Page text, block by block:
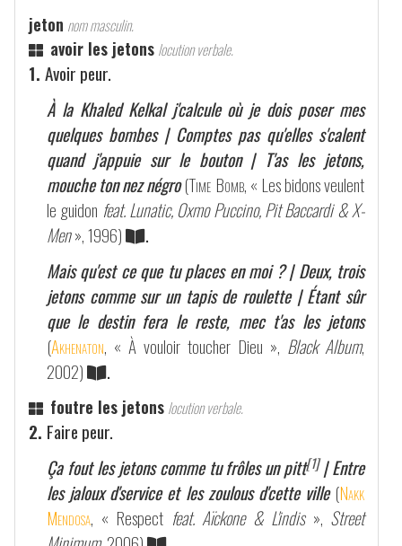
jeton nom masculin.
avoir les jetons locution verbale.
1. Avoir peur.
À la Khaled Kelkal j'calcule où je dois poser mes
quelques bombes | Comptes pas qu'elles s'calent
quand j'appuie sur le bouton | T'as les jetons,
mouche ton nez négro(Time Bomb, « Les bidons veulent
le guidon feat. Lunatic, Oxmo Puccino, Pit Baccardi & X-
Men», 1996)
.
Mais qu'est ce que tu places en moi ? | Deux, trois
jetons comme sur un tapis de roulette | Étant sûr
que le destin fera le reste, mec t'as les jetons
(Akhenaton, « À vouloir toucher Dieu », Black Album,
2002)
.
foutre les jetons locution verbale.
2. Faire peur.
Ça fout les jetons comme tu frôles un pitt[1]| Entre
les jaloux d'service et les zoulous d'cette ville (Nakk
Mendosa, « Respect feat. Aïckone & L'indis», Street